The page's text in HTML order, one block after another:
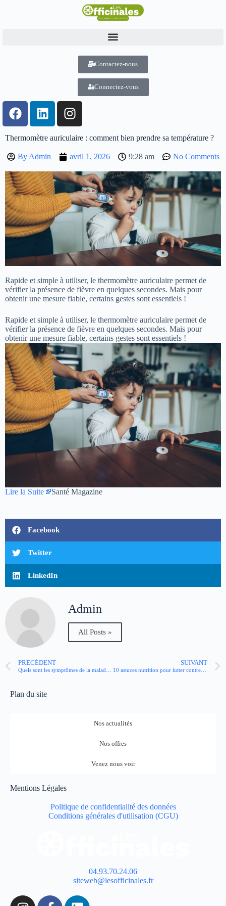
Contactez-nous
Connectez-vous
Thermomètre auriculaire : comment bien prendre sa température ?
ByAdmin avril 1, 2026 9:28 am No Comments
Rapide et simple à utiliser, le thermomètre auriculaire permet de
vérifier la présence de fièvre en quelques secondes. Mais pour
obtenir une mesure fiable, certains gestes sont essentiels !
Rapide et simple à utiliser, le thermomètre auriculaire permet de
vérifier la présence de fièvre en quelques secondes. Mais pour
obtenir une mesure fiable, certains gestes sont essentiels !
Lire la Suite Santé Magazine
Facebook
Twitter
LinkedIn
Admin
All Posts »
PRÉCÉDENT SUIVANT
10 astuces nutrition pour lutter contre l’hypertension
Plan du site
Nos actualités
Nos offres
Venez nous voir
Mentions Légales
Politique de confidentialité des données
Conditions générales d'utilisation (CGU)
04.93.70.24.06
siteweb@lesofficinales.fr